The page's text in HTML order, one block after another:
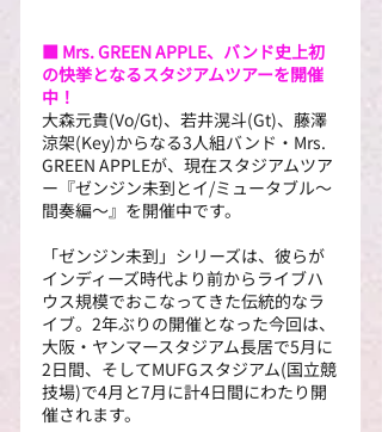
■ Mrs. GREEN APPLE、バンド史上初
の快挙となるスタジアムツアーを開催
中！
大森元貴(Vo/Gt)、若井滉斗(Gt)、藤澤
涼架(Key)からなる3人組バンド・Mrs.
GREEN APPLEが、現在スタジアムツア
ー『ゼンジン未到とイ/ミュータブル〜
間奏編〜』を開催中です。
「ゼンジン未到」シリーズは、彼らが
インディーズ時代より前からライブハ
ウス規模でおこなってきた伝統的なラ
イブ。2年ぶりの開催となった今回は、
大阪・ヤンマースタジアム長居で5月に
2日間、そしてMUFGスタジアム(国立競
技場)で4月と7月に計4日間にわたり開
催されます。